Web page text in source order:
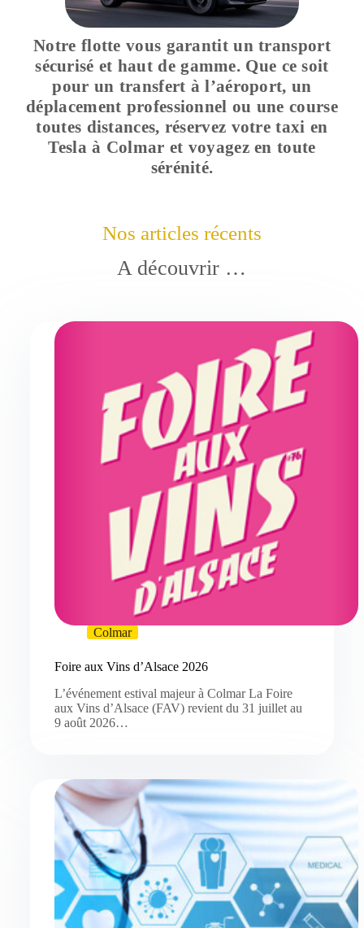
Notre flotte vous garantit un transport
sécurisé et haut de gamme. Que ce soit
pour un transfert à l’aéroport, un
déplacement professionnel ou une course
toutes distances, réservez votre taxi en
Tesla à Colmar et voyagez en toute
sérénité.
Nos articles récents
A découvrir …
Colmar
Foire aux Vins d’Alsace 2026
L’événement estival majeur à Colmar La Foire
aux Vins d’Alsace (FAV) revient du 31 juillet au
9 août 2026…